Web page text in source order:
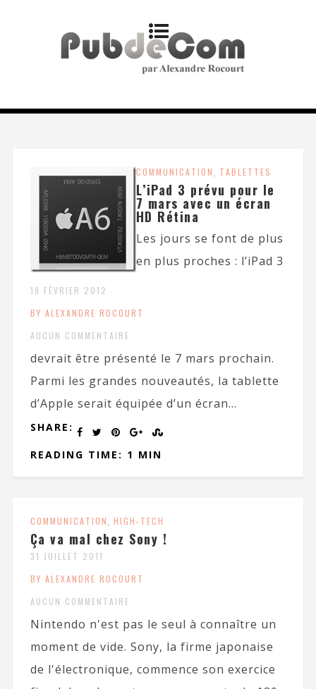
COMMUNICATION, TABLETTES
L’iPad 3 prévu pour le
7 mars avec un écran
HD Rétina
19 FÉVRIER 2012
BY ALEXANDRE ROCOURT
AUCUN COMMENTAIRE
Les jours se font de plus
en plus proches : l’iPad 3
devrait être présenté le 7 mars prochain.
Parmi les grandes nouveautés, la tablette
d’Apple serait équipée d’un écran...
SHARE:
READING TIME: 1 MIN
COMMUNICATION, HIGH-TECH
Ça va mal chez Sony !
31 JUILLET 2011
BY ALEXANDRE ROCOURT
AUCUN COMMENTAIRE
Nintendo n'est pas le seul à connaître un
moment de vide. Sony, la firme japonaise
de l'électronique, commence son exercice